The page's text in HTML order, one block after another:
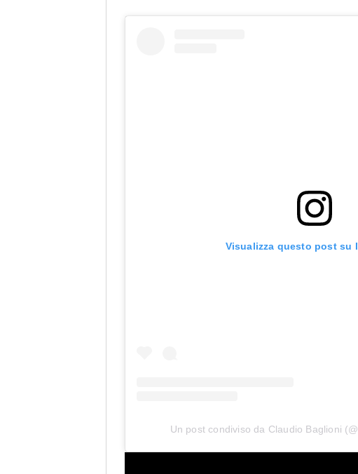
Visualizza questo post su
Un post condiviso da Claudio Baglioni